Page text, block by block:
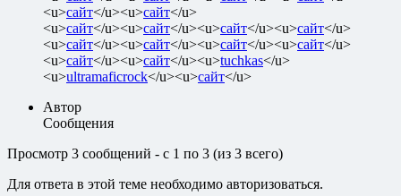
<u>сайт</u><u>сайт</u>
<u>сайт</u><u>сайт</u><u>сайт</u><u>сайт</u>
<u>сайт</u><u>сайт</u><u>сайт</u><u>сайт</u>
<u>сайт</u><u>сайт</u><u>tuchkas</u>
<u>ultramaficrock</u><u>сайт</u>
Автор
Сообщения
Просмотр 3 сообщений - с 1 по 3 (из 3 всего)
Для ответа в этой теме необходимо авторизоваться.